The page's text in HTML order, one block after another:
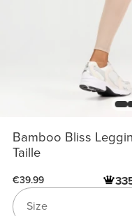
Bamboo Bliss
Taille
€39.99
Size